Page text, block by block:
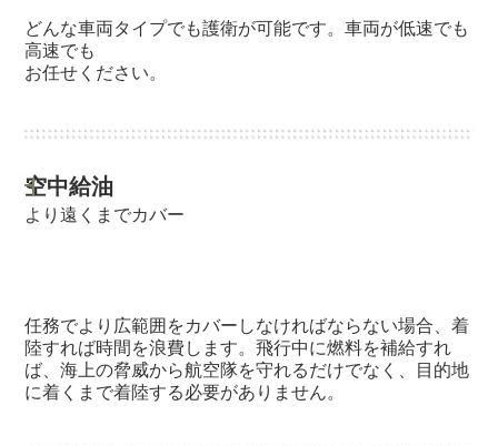
どんな車両タイプでも護衛が可能です。車両が低速でも
高速でも
お任せください。
空中給油
より遠くまでカバー
任務でより広範囲をカバーしなければならない場合、着
陸すれば時間を浪費します。飛行中に燃料を補給すれ
ば、海上の脅威から航空隊を守れるだけでなく、目的地
に着くまで着陸する必要がありません。